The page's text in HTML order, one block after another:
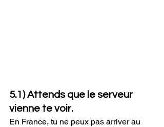
5.1) Attends que le serveur
vienne te voir.
En France, tu ne peux pas arriver au